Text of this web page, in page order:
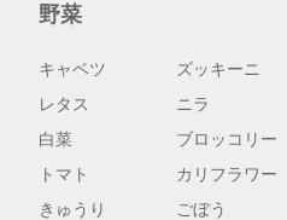
野菜
キャベツ
レタス
白菜
トマト
きゅうり
ズッキーニ
ニラ
ブロッコリー
カリフラワー
ごぼう